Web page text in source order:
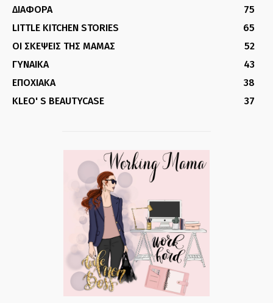
ΔΙΑΦΟΡΑ
75
LITTLE KITCHEN STORIES
65
ΟΙ ΣΚΕΨΕΙΣ ΤΗΣ ΜΑΜΑΣ
52
ΓΥΝΑΙΚΑ
43
ΕΠΟΧΙΑΚΑ
38
KLEO' S BEAUTYCASE
37